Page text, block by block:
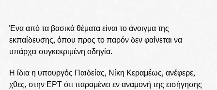
Ένα από τα βασικά θέματα είναι το άνοιγμα της
εκπαίδευσης, όπου προς το παρόν δεν φαίνεται να
υπάρχει συγκεκριμένη οδηγία.
Η ίδια η υπουργός Παιδείας, Νίκη Κεραμέως, ανέφερε,
χθες, στην ΕΡΤ ότι παραμένει εν αναμονή της εισήγησης